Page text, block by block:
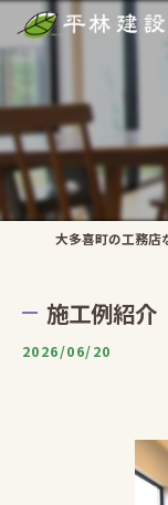
施工例紹介
2026/06/20